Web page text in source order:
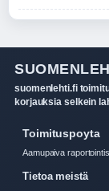
suomenlehti.fi
korjauksia selkein
Toimituspoyta
Aamupaiva
Tietoa meistä